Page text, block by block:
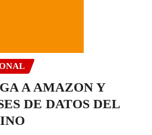
A AMAZON Y
DE DATOS DEL